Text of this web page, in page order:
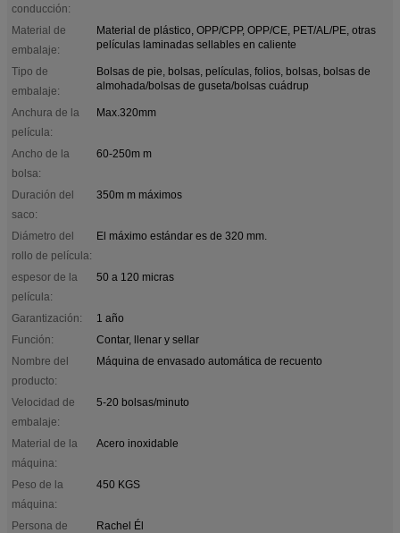
conducción:
Material de
embalaje:
Material de plástico, OPP/CPP, OPP/CE, PET/AL/PE, otras
películas laminadas sellables en caliente
Tipo de
embalaje:
Bolsas de pie, bolsas, películas, folios, bolsas, bolsas de
almohada/bolsas de guseta/bolsas cuádrup
Anchura de la
película:
Max.320mm
Ancho de la
bolsa:
60-250m m
Duración del
saco:
350m m máximos
Diámetro del
rollo de película:
El máximo estándar es de 320 mm.
espesor de la
película:
50 a 120 micras
Garantización:
1 año
Función:
Contar, llenar y sellar
Nombre del
producto:
Máquina de envasado automática de recuento
Velocidad de
embalaje:
5-20 bolsas/minuto
Material de la
máquina:
Acero inoxidable
Peso de la
máquina:
450 KGS
Persona de
Rachel Él